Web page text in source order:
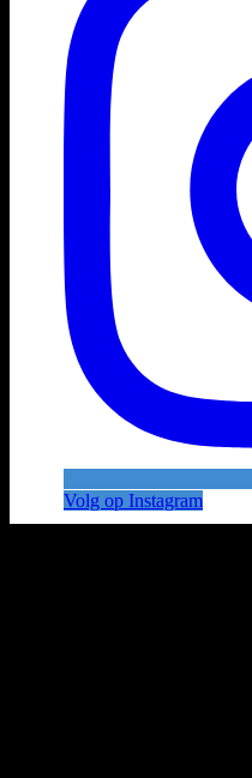
Volg op Instagram